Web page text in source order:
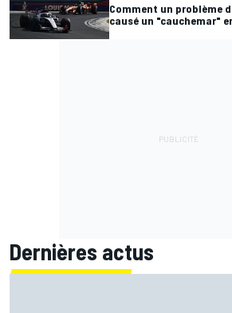
Comment un problème
causé un "cauchemar"
Dernières actus